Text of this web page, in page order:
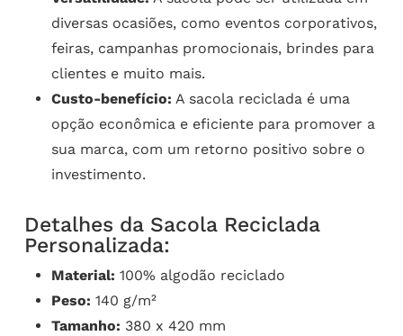
diversas ocasiões, como eventos corporativos,
feiras, campanhas promocionais, brindes para
clientes e muito mais.
Custo-benefício: A sacola reciclada é uma
opção econômica e eficiente para promover a
sua marca, com um retorno positivo sobre o
investimento.
Detalhes da Sacola Reciclada
Personalizada:
Material: 100% algodão reciclado
Peso: 140 g/m²
Tamanho: 380 x 420 mm